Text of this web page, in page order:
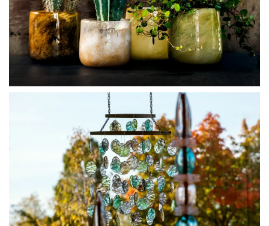
BLÄDDRA I GALLERI
BLÄDDRA I GALLERI